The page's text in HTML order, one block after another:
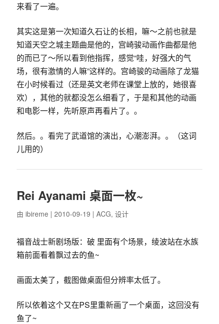
来看了一遍。
其实这是第一次知道久石让的长相，嘛～之前也就是
知道天空之城主题曲是他的，宫崎骏动画作曲都是他
的而已了～所以看到他指挥，感觉“哇，好强大的气
场，很有激情的人嘛”这样的。宫崎骏的动画除了龙猫
在小时候看过（还是英文老师在课堂上放的，她很喜
欢），其他的就都没怎么细看了，于是和其他的动画
和电影一样，先听原声再看片了。。
然后。。看完了武道馆的演出，心潮澎湃。。（这词
儿用的）
Rei Ayanami 桌面一枚~
由 ibireme | 2010-09-19 | ACG, 设计
福音战士新剧场版：破 里面有个场景，绫波站在水族
箱前面看着飘过去的鱼~
画面太美了，截图做桌面但分辨率太低了。
所以依着这个又在PS里重新画了一个桌面，这回没有
鱼了~